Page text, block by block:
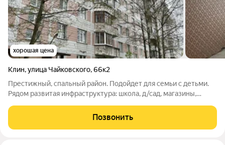
хорошая цена
Клин,улица Чайковского,66к2
Престижный, спальный район. Подойдет для семьи с детьми.
Рядом развитая инфраструктура: школа, д/сад, магазины,
Жилая 44 (17/15/12) кв.м. Комнаты изолированные. Кухня 7
кв.м. Прямоугольный
Позвонить